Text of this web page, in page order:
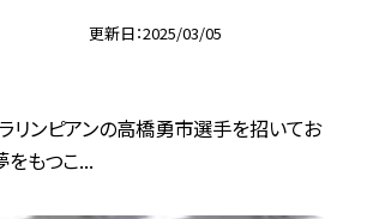
更新日 2025/03/05
ラリンピアンの高橋勇市選手を招いてお
をもつこ...